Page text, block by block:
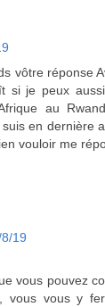
vôtre réponse
si je peux
au
en dernière
vouloir me
19
vous pouvez
vous vous y